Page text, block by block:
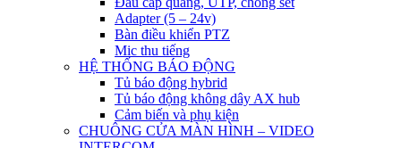
Adapter (5 – 24v)
Bàn điều khiển PTZ
Mic thu tiếng
HỆ THỐNG BÁO ĐỘNG
Tủ báo động hybrid
Tủ báo động không dây AX hub
Cảm biến và phụ kiện
CHUÔNG CỬA MÀN HÌNH – VIDEO